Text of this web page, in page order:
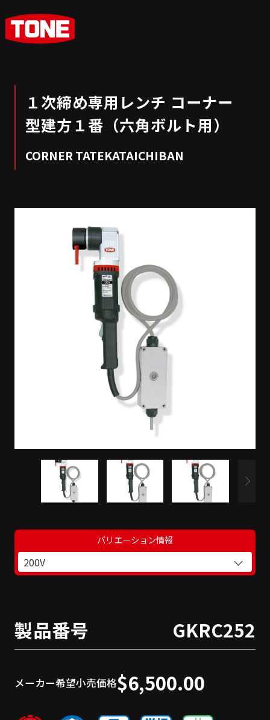
１次締め専用レンチ コーナー
型建方１番（六角ボルト用）
CORNER TATEKATAICHIBAN
バリエーション情報
200V
製品番号 GKRC252
メーカー希望小売価格$6,500.00